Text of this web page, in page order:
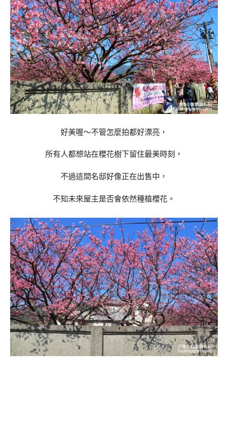
好美喔～不管怎麼拍都好漂亮，
所有人都想站在櫻花樹下留住最美時刻，
不過這間名邸好像正在出售中，
不知未來屋主是否會依然種植櫻花。